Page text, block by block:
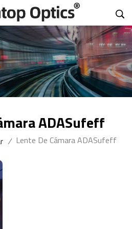
ADASufeff
/ Lente De Cámara ADASufeff